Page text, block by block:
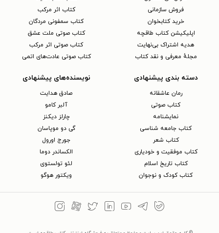
فروش سازمانی
خرید کتابخوان
اپلیکیشن کتاب طاقچه
هدیه اشتراک بی‌نهایت
مجلهٔ معرفی و نقد کتاب
کتاب اثر مرکب
کتاب سمفونی مردگان
کتاب صوتی ملت عشق
کتاب صوتی اثر مرکب
کتاب صوتی عادت‌های اتمی
دسته بندی پیشنهادی
رمان عاشقانه
کتاب‌ صوتی
نمایشنامه
کتاب جامعه شناسی
کتاب شعر
کتاب موفقیت و خودیاری
کتاب تاریخ اسلام
کتاب کودک و نوجوان
نویسنده‌های پیشنهادی
صادق هدایت
آلبر کامو
چارلز دیکنز
گی دو موپاسان
جورج اورول
الکساندر دوما
لئو تولستوی
ویکتور هوگو